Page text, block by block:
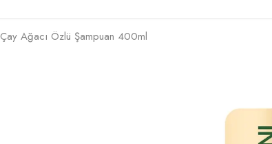
Çay Ağacı Özlü Şampuan 400ml